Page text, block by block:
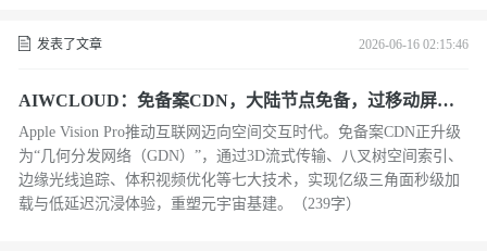
发表了文章 2026-06-16 02:15:46
AIWCLOUD：免备案CDN，大陆节点免备，过移动屏蔽
在沉浸式元宇宙与空间计算下
Apple Vision Pro推动互联网迈向空间交互时代。免备案CDN正升级
为“几何分发网络（GDN）”，通过3D流式传输、八叉树空间索引、
边缘光线追踪、体积视频优化等七大技术，实现亿级三角面秒级加
载与低延迟沉浸体验，重塑元宇宙基建。（239字）